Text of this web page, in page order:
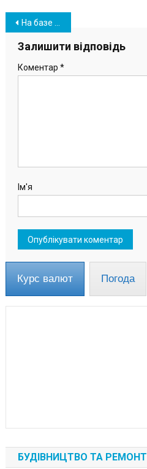
Навігація
записів
На базе отдыха «Лагуна» вблизи Южного обустраивают пляж к сезону (фото)
Залишити відповідь
Коментар *
Ім'я
Курс валют Погода
БУДІВНИЦТВО ТА РЕМОНТ